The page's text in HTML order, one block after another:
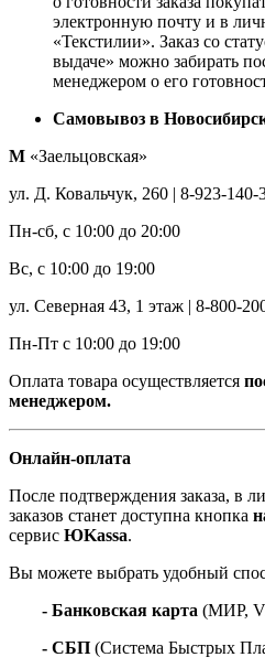
электронную почту и в
«Текстилии». Заказ со
выдаче» можно забирать
менеджером о его
Самовывоз в
М «Заельцовская»
ул. Д. Ковальчук, 260 | 8-923-140-
Пн-сб, с 10:00 до 20:00
Вс, с 10:00 до 19:00
ул. Северная 43, 1 этаж | 8-800-
Пн-Пт с 10:00 до 19:00
Оплата товара осуществляется
менеджером.
Онлайн-оплата
После подтверждения заказа, в
заказов станет доступна кнопка
сервис ЮKassa.
Вы можете выбрать удобный
- Банковская карта (МИР,
- СБП (Система Быстрых